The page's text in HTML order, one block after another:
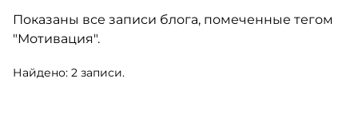
Показаны все записи блога, помеченные тегом
"Мотивация".
Найдено: 2 записи.